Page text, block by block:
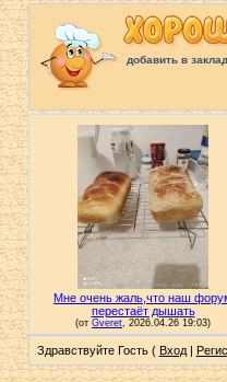
добавить в
Здравствуйте Гость ( Вход|